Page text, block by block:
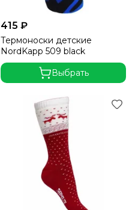
415 ₽
Термоноски детские
NordKapp 509 black
Выбрать